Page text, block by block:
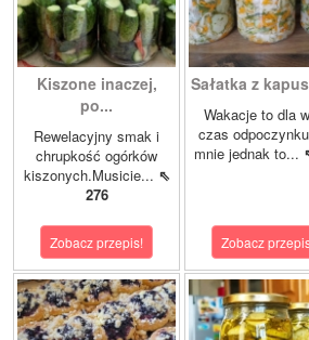
Kiszone inaczej,
po...
Rewelacyjny smak i
chrupkość ogórków
kiszonych.Musicie... ⇖
276
Zobacz przepis!
Sałatka z
Wakacje to dla
czas
mnie jednak to...
Zobacz